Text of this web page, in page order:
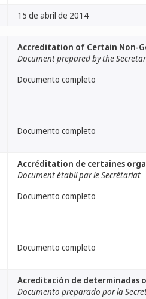
15 de abril de 2014
Accreditation of Certain Non-
Document prepared by the
Documento completo
Documento completo
Accréditation de certaines
Document établi par le Secrétariat
Documento completo
Documento completo
Acreditación de determinadas
Documento preparado por la